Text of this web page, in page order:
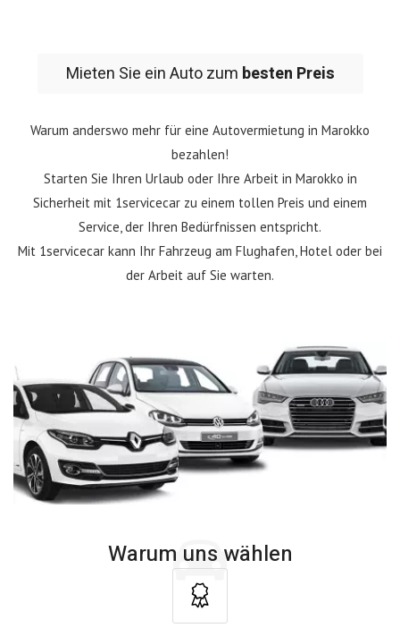
Mieten Sie ein Auto zum besten Preis
Warum anderswo mehr für eine Autovermietung in Marokko
bezahlen!
Starten Sie Ihren Urlaub oder Ihre Arbeit in Marokko in
Sicherheit mit 1servicecar zu einem tollen Preis und einem
Service, der Ihren Bedürfnissen entspricht.
Mit 1servicecar kann Ihr Fahrzeug am Flughafen, Hotel oder bei
der Arbeit auf Sie warten.
Warum uns wählen